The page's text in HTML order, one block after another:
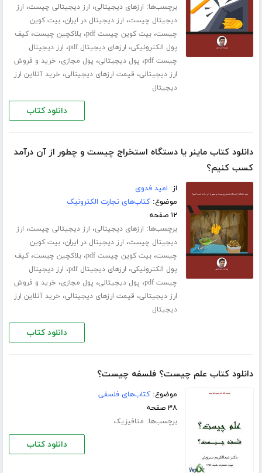
برچسب‌ها: ارزهای دیجیتالی، ارز دیجیتالی چیست، ارز
دیجیتال چیست، ارز دیجیتال در ایران،بیت کوین
چیست،بیت کوین چیست pdf ،بلاکچین چیست،کیف
پول الکترونیکی، ارزهای دیجیتال pdf ، ارز دیجیتال
چیست pdf
، پول دیجیتالی، پول مجازی، خرید و فروش
ارز دیجیتالی، قیمت ارزهای دیجیتالی، خرید آنلاین ارز
دیجیتال
دانلود کتاب
دانلود کتاب ماینر یا دستگاه استخراج چیست و چطور از آن درآمد
کسب کنیم؟
از: امید فدوی
موضوع:کتاب‌های تجارت الکترونیک
۱۲ صفحه
برچسب‌ها: ارزهای دیجیتالی، ارز دیجیتالی چیست، ارز
دیجیتال چیست، ارز دیجیتال در ایران،بیت کوین
چیست،بیت کوین چیست pdf ،بلاکچین چیست،کیف
پول الکترونیکی، ارزهای دیجیتال pdf ، ارز دیجیتال
چیست pdf
، پول دیجیتالی، پول مجازی، خرید و فروش
ارز دیجیتالی، قیمت ارزهای دیجیتالی، خرید آنلاین ارز
دیجیتال
دانلود کتاب
دانلود کتاب علم چیست؟ فلسفه چیست؟
موضوع:کتاب‌های فلسفی
۳۸ صفحه
برچسب‌ها: متافیزیک
دانلود کتاب